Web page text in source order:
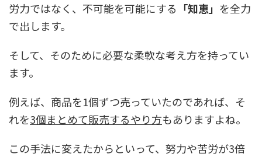
労力ではなく、不可能を可能にする 「知恵」 を全力
で出します。
そして、そのために必要な柔軟な考え方を持ってい
ます。
例えば、商品を1個ずつ売っていたのであれば、そ
れを3個まとめて販売するやり方もありますよね。
この手法に変えたからといって、努力や苦労が3倍